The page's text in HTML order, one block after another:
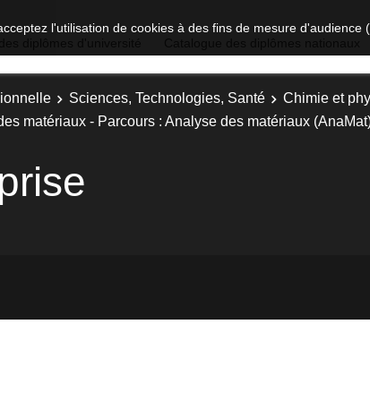
l'utilisation de cookies à des fins de mesure d'audience
Sciences, Technologies, Santé
Chimie et
matériaux - Parcours : Analyse des matériaux